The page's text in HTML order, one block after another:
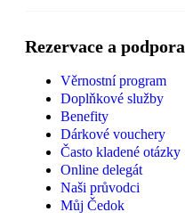
Rezervace a podpora
Věrnostní program
Doplňkové služby
Benefity
Dárkové vouchery
Často kladené otázky
Online delegát
Naši průvodci
Můj Čedok